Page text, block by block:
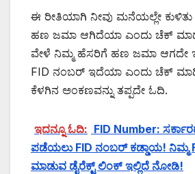
ಈ ರೀತಿಯಾಗಿ ನೀವು ಮನೆಯಲ್ಲೇ
ಹಣ ಜಮಾ ಆಗಿದೆಯಾ ಎಂದು ಚೆಕ್
ವೇಳೆ ನಿಮ್ಮ ಹೆಸರಿಗೆ ಹಣ ಜಮಾ ಆಗದೇ
FID ನಂಬರ್ ಇದೆಯಾ ಎಂದು ಚೆಕ್
ಕೆಳಗಿನ ಅಂಕಣವನ್ನು ತಪ್ಪದೇ ಓದಿ.
ಇದನ್ನೂ ಓದಿ: FID Number:
ಪಡೆಯಲು FID ನಂಬರ್ ಕಡ್ಡಾಯ! ನಿಮ್ಮ
ಮಾಡುವ ಡೈರೆಕ್ಟ್ ಲಿಂಕ್ ಇಲ್ಲಿದೆ ನೋಡಿ!